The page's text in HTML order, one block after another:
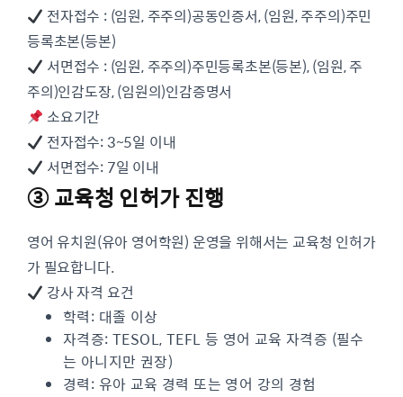
전자접수 : (임원, 주주의)공동인증서, (임원, 주주의)주민
등록초본(등본)
서면접수 : (임원, 주주의)주민등록초본(등본), (임원, 주
주의)인감도장, (임원의)인감증명서
소요기간
전자접수: 3~5일 이내
서면접수: 7일 이내
③ 교육청 인허가 진행
영어 유치원(유아 영어학원) 운영을 위해서는 교육청 인허가
가 필요합니다.
강사 자격 요건
학력: 대졸 이상
자격증: TESOL, TEFL 등 영어 교육 자격증 (필수
는 아니지만 권장)
경력: 유아 교육 경력 또는 영어 강의 경험